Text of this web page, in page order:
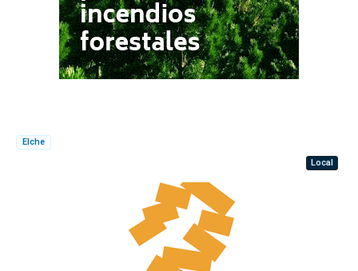
Elche
Local